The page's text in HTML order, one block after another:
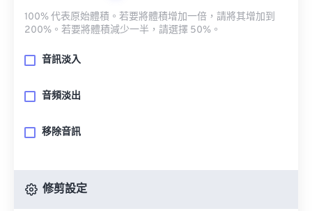
100% 代表原始體積。若要將體積增加一倍，請將其增加到
200%。若要將體積減少一半，請選擇 50%。
音訊淡入
音頻淡出
移除音訊
修剪設定